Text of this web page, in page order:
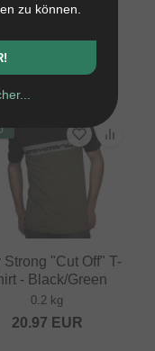
T-Shirt -
Strong "Cut Off" T-
- Black/Green
0.2 kg
20.97 EUR
zu können.